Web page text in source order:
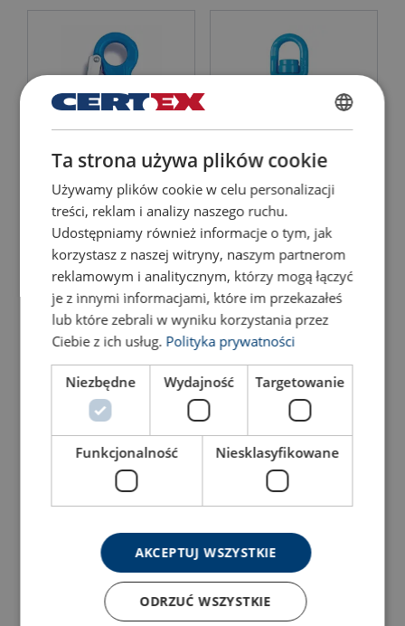
Klasa:
Hak z zapadką oczkowy
YOKE X-044/S Klasa 10
Pokaż produkt
Hak dźwigowy obrotowy z
łożyskiem 8-175N
Pokaż produkt
Hak bezpieczny obrotowy
z uchwytem YOKE X-952N
Hak bezpieczny obrotowy
łożyskowany YOKE X-
027N klasa 10
POLISH
ENGLISH TRANSLATION
Ta strona używa plików cookie
Używamy plików cookie w celu personalizacji
treści, reklam i analizy naszego ruchu.
Udostępniamy również informacje o tym, jak
korzystasz z naszej witryny, naszym partnerom
reklamowym i analitycznym, którzy mogą łączyć
je z innymi informacjami, które im przekazałeś
lub które zebrali w wyniku korzystania przez
Ciebie z ich usług. Polityka prywatności
Niezbędne Wydajność Targetowanie
Funkcjonalność Niesklasyfikowane
AKCEPTUJ WSZYSTKIE
ODRZUĆ WSZYSTKIE